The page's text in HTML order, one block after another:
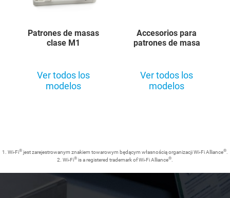
Patrones de masas
clase M1
Ver todos los
modelos
Accesorios para
patrones de masa
Ver todos los
modelos
1. Wi-Fi® jest zarejestrowanym znakiem towarowym będącym własnością organizacji Wi-Fi Alliance®.
2. Wi-Fi® is a registered trademark of Wi-Fi Alliance®